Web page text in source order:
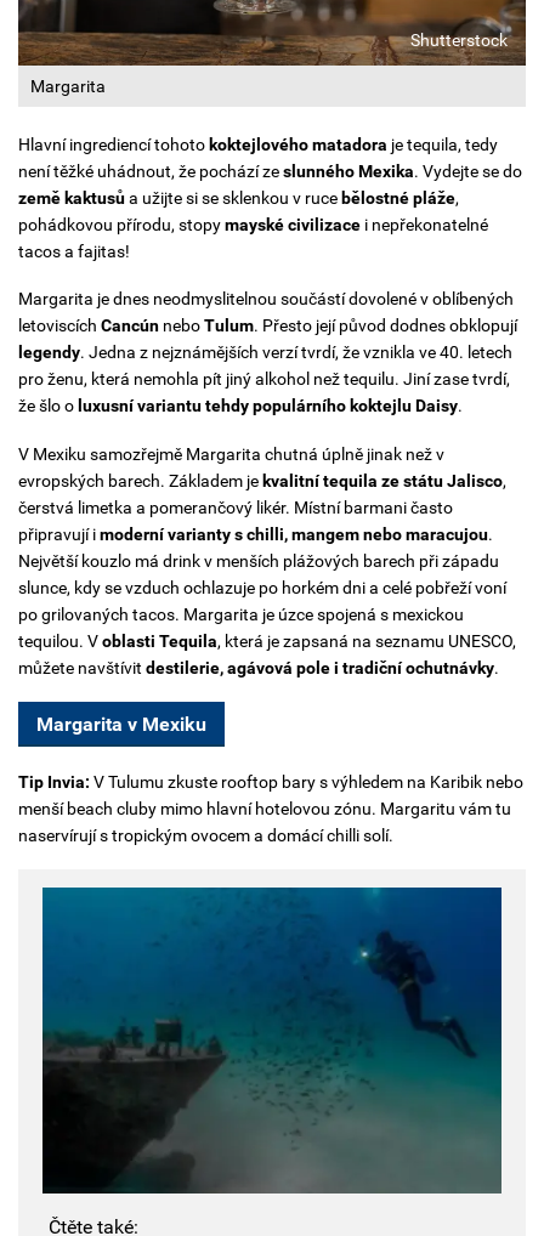
Margarita
Shutterstock
Hlavní ingrediencí tohoto koktejlového matadora je tequila, tedy
není těžké uhádnout, že pochází zeslunného Mexika. Vydejte se do
země kaktusůa užijte si se sklenkou v ruce bělostné pláže,
pohádkovou přírodu, stopymayské civilizace i nepřekonatelné
tacos a fajitas!
Margarita je dnes neodmyslitelnou součástí dovolené v oblíbených
letoviscích Cancún neboTulum. Přesto její původ dodnes obklopují
legendy. Jedna z nejznámějších verzí tvrdí, že vznikla ve 40. letech
pro ženu, která nemohla pít jiný alkohol než tequilu. Jiní zase tvrdí,
že šlo o luxusní variantu tehdy populárního koktejlu Daisy.
V Mexiku samozřejmě Margarita chutná úplně jinak než v
evropských barech. Základem je kvalitní tequila ze státu Jalisco,
čerstvá limetka a pomerančový likér. Místní barmani často
připravují imoderní varianty s chilli, mangem nebo maracujou.
Největší kouzlo má drink v menších plážových barech při západu
slunce, kdy se vzduch ochlazuje po horkém dni a celé pobřeží voní
po grilovaných tacos. Margarita je úzce spojená s mexickou
tequilou. Voblasti Tequila, která je zapsaná na seznamu UNESCO,
můžete navštívit destilerie, agávová pole i tradiční ochutnávky.
Margarita v Mexiku
Tip Invia: V Tulumu zkuste rooftop bary s výhledem na Karibik nebo
menší beach cluby mimo hlavní hotelovou zónu. Margaritu vám tu
naservírují s tropickým ovocem a domácí chilli solí.
Čtěte také: